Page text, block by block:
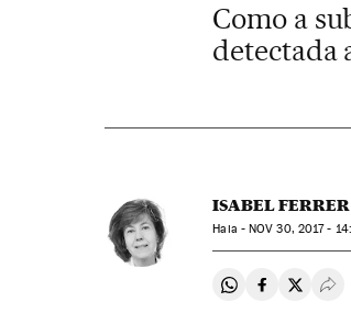
Como a
detectada
ISABEL FERRER
Haia -NOV 30, 2017 -
Compartir en
Compartir